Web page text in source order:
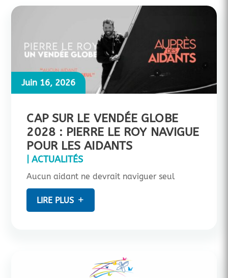
Juin 16, 2026
CAP SUR LE VENDÉE GLOBE
2028 : PIERRE LE ROY NAVIGUE
POUR LES AIDANTS
|ACTUALITÉS
Aucun aidant ne devrait naviguer seul
LIRE PLUS